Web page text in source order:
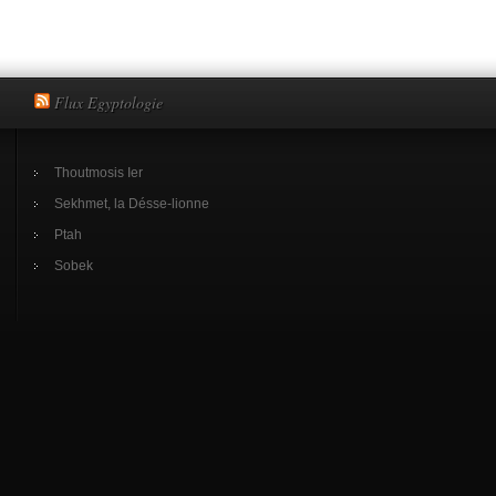
Flux Egyptologie
Thoutmosis Ier
Sekhmet, la Désse-lionne
Ptah
Sobek